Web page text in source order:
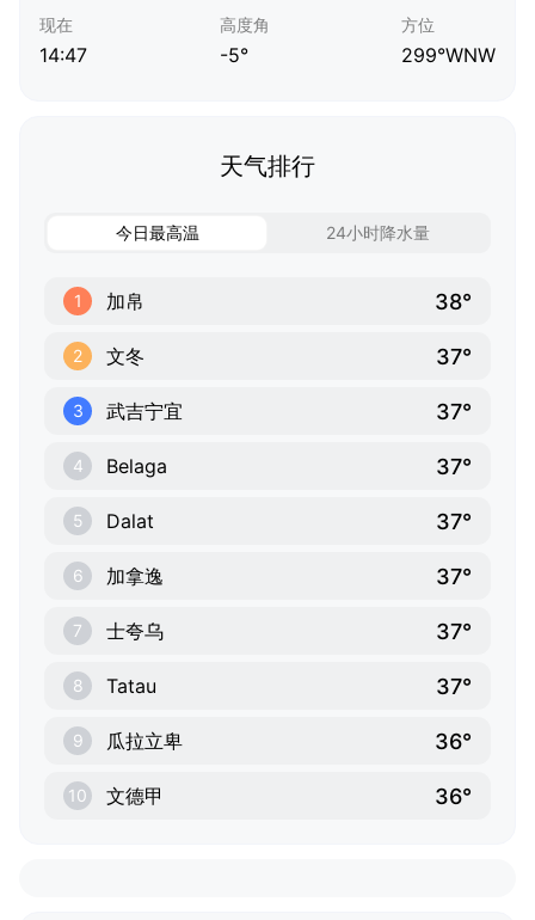
现在
14:47
高度角
-5°
方位
299°WNW
天气排行
今日最高温 24小时降水量
1 加帛 38°
2 文冬 37°
3 武吉宁宜 37°
4 Belaga 37°
5 Dalat 37°
6 加拿逸 37°
7 士夸乌 37°
8 Tatau 37°
9 瓜拉立卑 36°
10 文德甲 36°